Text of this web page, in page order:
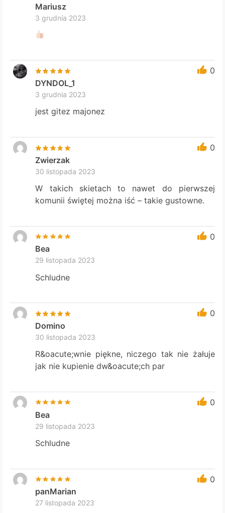
Mariusz
3 grudnia 2023
0
DYNDOL_1
3 grudnia 2023
jest gitez majonez
0
Zwierzak
30 listopada 2023
W takich skietach to nawet do pierwszej
komunii świętej można iść – takie gustowne.
0
Bea
29 listopada 2023
Schludne
0
Domino
30 listopada 2023
R&oacute;wnie piękne, niczego tak nie żałuje
jak nie kupienie dw&oacute;ch par
0
Bea
29 listopada 2023
Schludne
0
panMarian
27 listopada 2023